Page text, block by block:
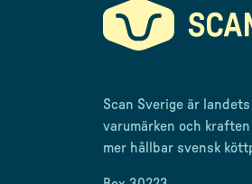
Scan Sverige är
varumärken och
mer hållbar svensk